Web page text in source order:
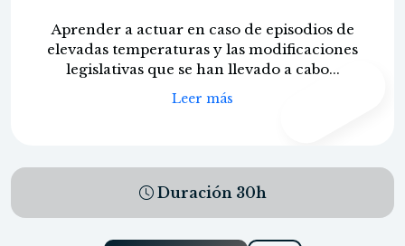
Aprender a actuar en caso de episodios de
elevadas temperaturas y las modificaciones
legislativas que se han llevado a cabo...
Leer más
Duración 30h